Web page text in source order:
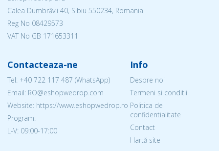
Calea Dumbrăvii 40, Sibiu 550234, Romania
Reg No 08429573
VAT No GB 171653311
Contacteaza-ne
Tel: +40 722 117 487 (WhatsApp)
Email: RO@eshopwedrop.com
Website: https://www.eshopwedrop.ro
Program:
L-V: 09:00-17:00
Info
Despre noi
Termeni si conditii
Politica de
confidentialitate
Contact
Hartă site